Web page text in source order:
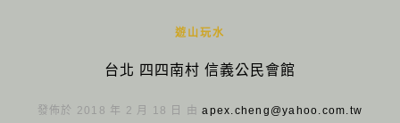
遊山玩水
台北 四四南村 信義公民會館
發佈於 2018 年 2 月 18 日 由apex.cheng@yahoo.com.tw